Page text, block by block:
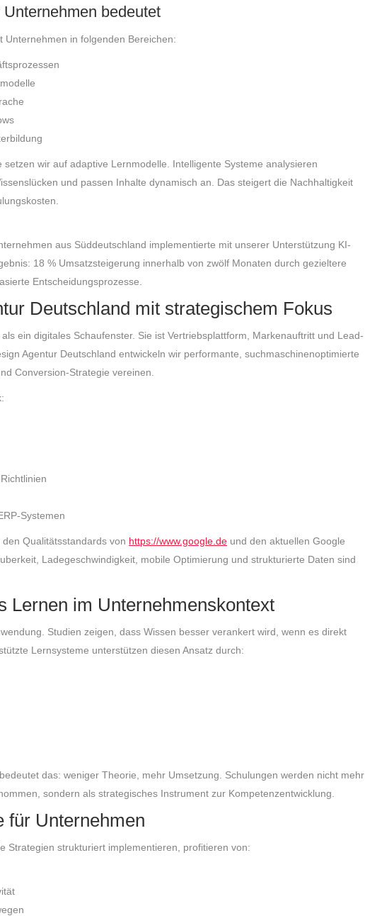
bedeutet
Unternehmen in folgenden Bereichen:
setzen wir auf adaptive Lernmodelle. Intelligente Systeme analysieren
und passen Inhalte dynamisch an. Das steigert die Nachhaltigkeit
aus Süddeutschland implementierte mit unserer Unterstützung KI-
18 % Umsatzsteigerung innerhalb von zwölf Monaten durch gezieltere
Entscheidungsprozesse.
Deutschland mit strategischem Fokus
ein digitales Schaufenster. Sie ist Vertriebsplattform, Markenauftritt und Lead-
Agentur Deutschland entwickeln wir performante, suchmaschinenoptimierte
Conversion-Strategie vereinen.
Systemen
Qualitätsstandards von https://www.google.de und den aktuellen Google
Ladegeschwindigkeit, mobile Optimierung und strukturierte Daten sind
Lernen im Unternehmenskontext
Studien zeigen, dass Wissen besser verankert wird, wenn es direkt
Lernsysteme unterstützen diesen Ansatz durch:
das: weniger Theorie, mehr Umsetzung. Schulungen werden nicht mehr
sondern als strategisches Instrument zur Kompetenzentwicklung.
für Unternehmen
Strategien strukturiert implementieren, profitieren von: